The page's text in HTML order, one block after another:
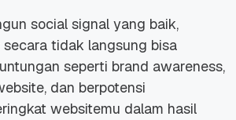
social signal yang baik,
secara tidak langsung bisa
seperti brand awareness,
dan berpotensi
websitemu dalam hasil